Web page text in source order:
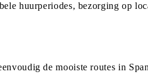
huurperiodes, bezorging op
de mooiste routes in